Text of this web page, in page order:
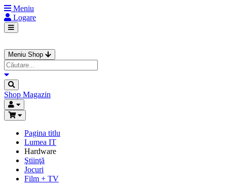
Meniu
Logare
Meniu Shop
Shop Magazin
Pagina titlu
Lumea IT
Hardware
Ştiinţă
Jocuri
Film + TV